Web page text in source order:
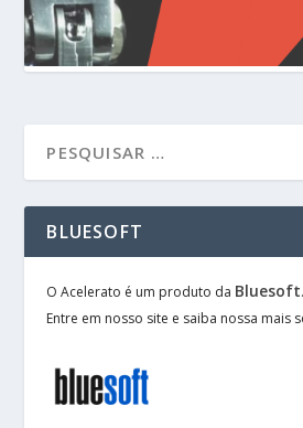
BLUESOFT
O Acelerato é um produto da Bluesoft.
Entre em nosso site e saiba nossa mais